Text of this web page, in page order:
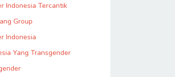
Indonesia Tercantik
Group
Indonesia
Yang Transgender